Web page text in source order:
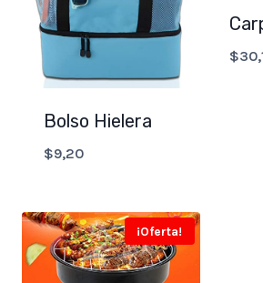
Bolso Hielera
$9,20
$
¡Oferta!